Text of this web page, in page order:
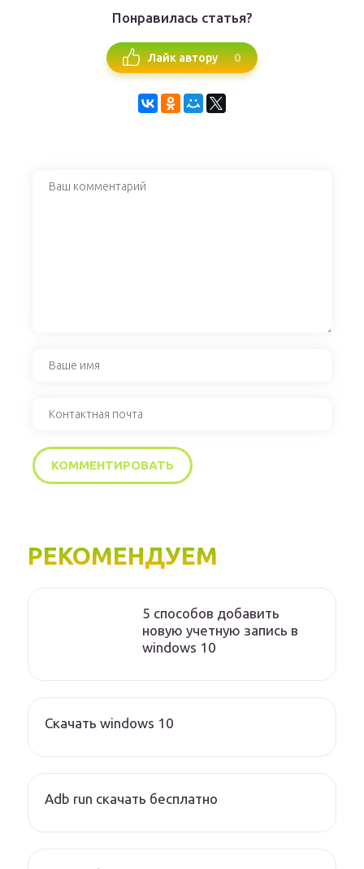
Понравилась статья?
Лайк автору 0
РЕКОМЕНДУЕМ
5 способов добавить
новую учетную запись в
windows 10
Скачать windows 10
Adb run скачать бесплатно